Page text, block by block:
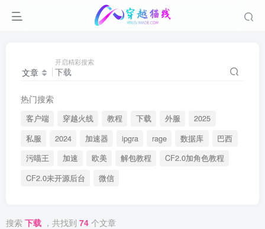
文章
开启精彩搜索
热门搜索
客户端 穿越火线 教程 下载 外服
2025
私服
2024 加速器 ipgra rage 数据库
巴西
污喵王
加速 欧美 解包教程
CF2.0加角色教程
CF2.0未开源后台
微信
搜索 下载 ，共找到 74 个文章